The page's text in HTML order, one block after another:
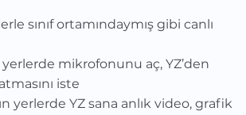
sınıf ortamındaymış gibi canlı
yerlerde mikrofonunu aç, YZ’den
iste
yerlerde YZ sana anlık video, grafik